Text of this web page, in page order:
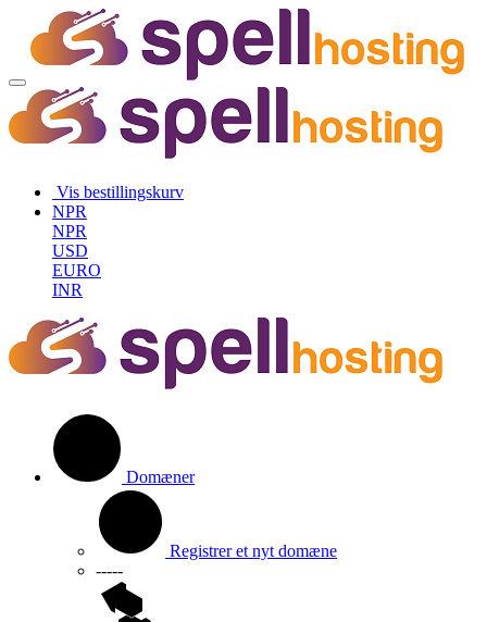
Vis bestillingskurv
NPR
NPR
USD
EURO
INR
Domæner
Registrer et nyt domæne
-----